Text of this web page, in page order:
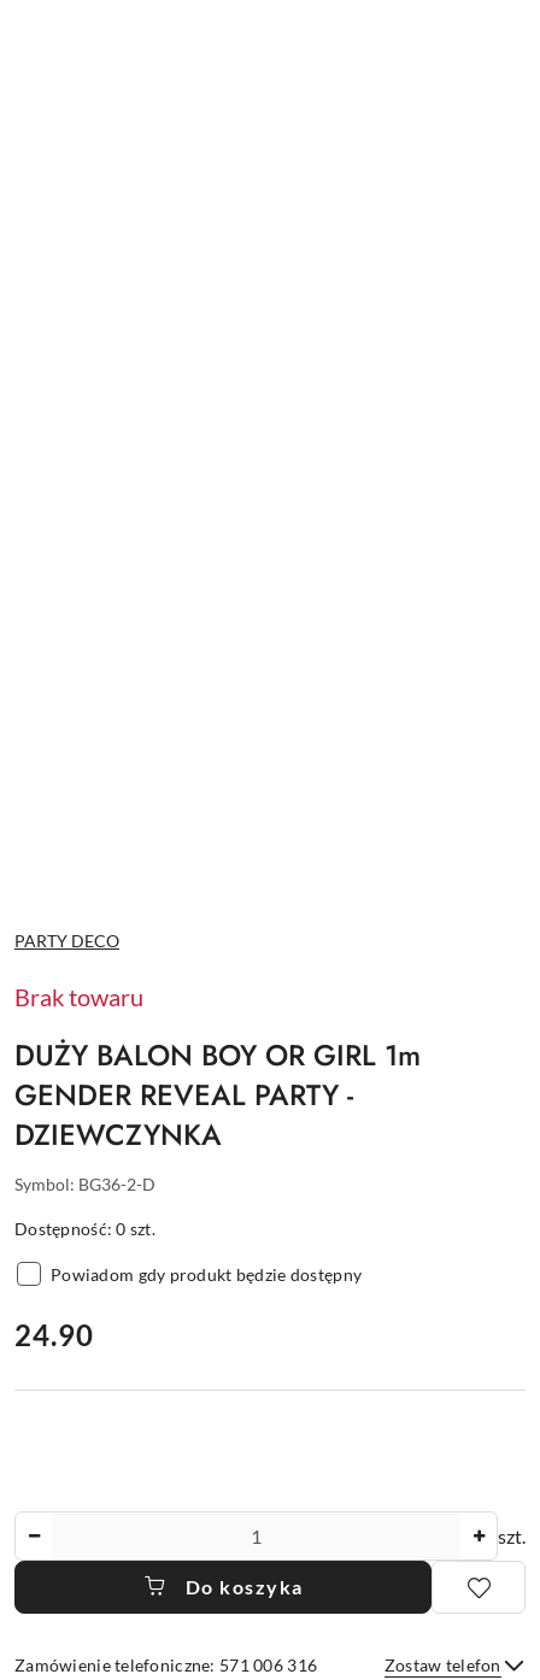
NAZWA
PRODUCENTA:
PARTY DECO
Brak towaru
DUŻY BALON BOY OR GIRL 1m
GENDER REVEAL PARTY -
DZIEWCZYNKA
Symbol: BG36-2-D
Dostępność:0 szt.
Powiadom gdy produkt będzie dostępny
cena:
24.90
szt.
Do koszyka
Zamówienie telefoniczne: 571 006 316 Zostaw telefon